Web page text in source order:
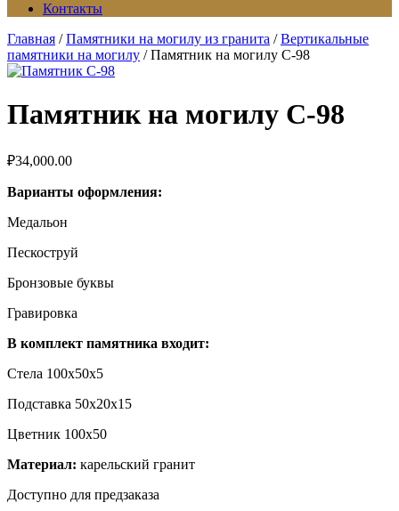
Контакты
Главная /Памятники на могилу из гранита /Вертикальные
памятники на могилу / Памятник на могилу C-98
Памятник на могилу C-98
₽34,000.00
Варианты оформления:
Медальон
Пескоструй
Бронзовые буквы
Гравировка
В комплект памятника входит:
Стела 100х50х5
Подставка 50х20х15
Цветник 100х50
Материал: карельский гранит
Доступно для предзаказа